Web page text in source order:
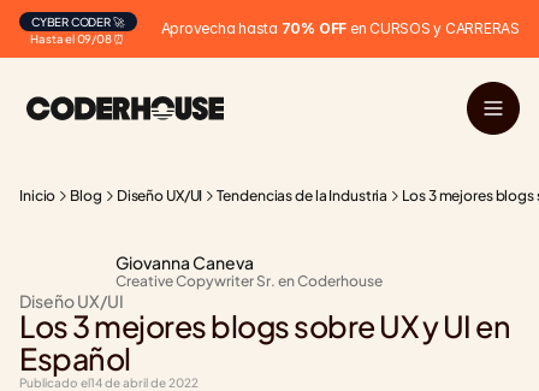
Hasta el 09/08 ⏰
CYBER CODER 🚀 Aprovecha hasta 70% OFF en CURSOS y CARRERAS
Inicio Blog Diseño UX/UI Tendencias de la Industria Los 3 mejores blogs
Giovanna Caneva
Creative Copywriter Sr. en Coderhouse
Diseño UX/UI
Los 3 mejores blogs sobre UX y UI en
Español
Publicado el14 de abril de 2022